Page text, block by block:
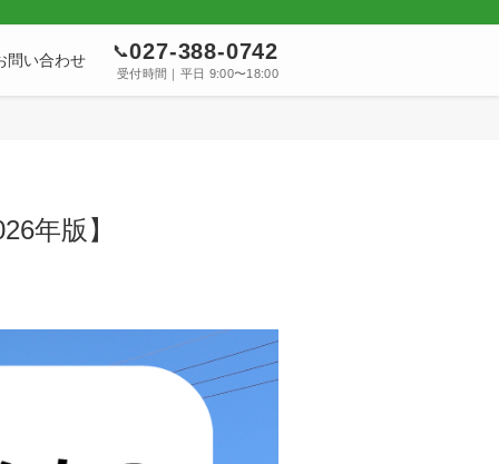
問い合わせ 📞027-388-0742
受付時間｜平日 9:00〜18:00
年版】